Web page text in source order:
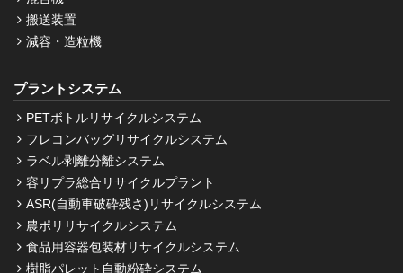
搬送装置
減容・造粒機
プラントシステム
PETボトルリサイクルシステム
フレコンバッグリサイクルシステム
ラベル剥離分離システム
容リプラ総合リサイクルプラント
ASR(自動車破砕残さ)リサイクルシステム
農ポリリサイクルシステム
食品用容器包装材リサイクルシステム
樹脂パレット自動粉砕システム